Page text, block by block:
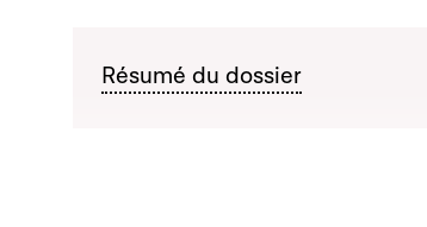
Résumé du dossier